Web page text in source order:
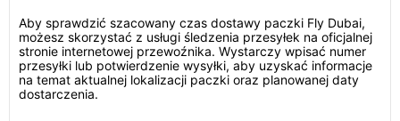
Aby sprawdzić szacowany czas dostawy paczki Fly Dubai,
możesz skorzystać z usługi śledzenia przesyłek na oficjalnej
stronie internetowej przewoźnika. Wystarczy wpisać numer
przesyłki lub potwierdzenie wysyłki, aby uzyskać informacje
na temat aktualnej lokalizacji paczki oraz planowanej daty
dostarczenia.